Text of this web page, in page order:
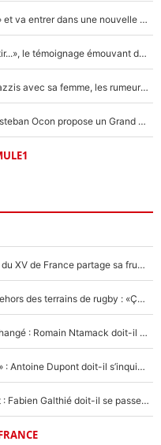
F1 - Alpine signe un accord «impensable» et va entrer dans une nouvelle dimension : Grande nouvelle pour Pierre Gasly !
F1 : « Je lui ai fait un câlin, puis j’ai dû partir...», le témoignage émouvant de Max Verstappen sur sa fille
F1 : Charles Leclerc surpris par les paparazzis avec sa femme, les rumeurs étaient vraies !
Comme pour le final du Tour de France, Esteban Ocon propose un Grand Prix de Formule 1 à Paris : «Autour de l’Arc de Triomphe, ce serait génial» !
Mis de côté par Fabien Galthié, un joueur du XV de France partage sa frustration : «ils ne me l’ont pas dit tout de suite»
La raison d'être de Matthieu Jalibert en dehors des terrains de rugby : «Ça m'atteint autant que si tu touches à un membre de ma famille»
XV de France - Matthieu Jalibert a tout changé : Romain Ntamack doit-il s’inquiéter pour sa place à un an de la Coupe du monde ?
«Le XV de France est meilleur avec Lucu» : Antoine Dupont doit-il s’inquiéter pour sa place ?
Le XV de France a trouvé son remplaçant : Fabien Galthié doit-il se passer d'Antoine Dupont ?